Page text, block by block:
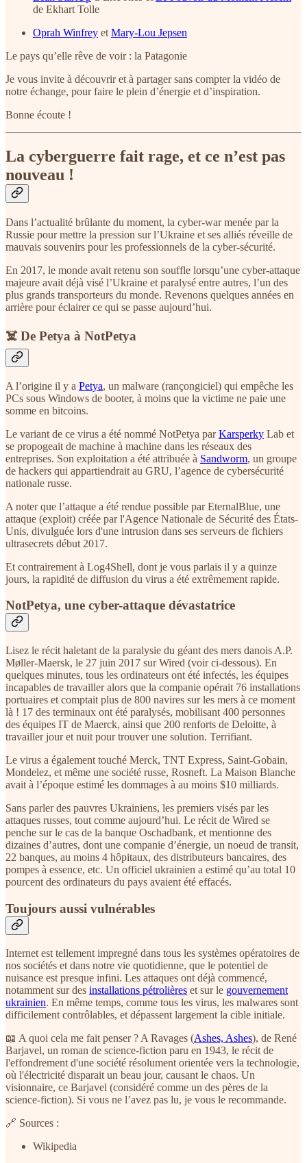
de Ekhart Tolle
Oprah Winfrey et Mary-Lou Jepsen
Le pays qu’elle rêve de voir : la Patagonie
Je vous invite à découvrir et à partager sans compter la vidéo de
notre échange, pour faire le plein d’énergie et d’inspiration.
Bonne écoute !
La cyberguerre fait rage, et ce n’est pas
nouveau !
Dans l’actualité brûlante du moment, la cyber-war menée par la
Russie pour mettre la pression sur l’Ukraine et ses alliés réveille de
mauvais souvenirs pour les professionnels de la cyber-sécurité.
En 2017, le monde avait retenu son souffle lorsqu’une cyber-attaque
majeure avait déjà visé l’Ukraine et paralysé entre autres, l’un des
plus grands transporteurs du monde. Revenons quelques années en
arrière pour éclairer ce qui se passe aujourd’hui.
☠️ De Petya à NotPetya
A l’origine il y a Petya, un malware (rançongiciel) qui empêche les
PCs sous Windows de booter, à moins que la victime ne paie une
somme en bitcoins.
Le variant de ce virus a été nommé NotPetya parKarsperky Lab et
se propogeait de machine à machine dans les réseaux des
entreprises. Son exploitation a été attribuée à Sandworm, un groupe
de hackers qui appartiendrait au GRU, l’agence de cybersécurité
nationale russe.
A noter que l’attaque a été rendue possible par EternalBlue, une
attaque (exploit) créée par l'Agence Nationale de Sécurité des États-
Unis, divulguée lors d'une intrusion dans ses serveurs de fichiers
ultrasecrets début 2017.
Et contrairement à Log4Shell, dont je vous parlais il y a quinze
jours, la rapidité de diffusion du virus a été extrêmement rapide.
NotPetya, une cyber-attaque dévastatrice
Lisez le récit haletant de la paralysie du géant des mers danois A.P.
Møller-Maersk, le 27 juin 2017 sur Wired (voir ci-dessous). En
quelques minutes, tous les ordinateurs ont été infectés, les équipes
incapables de travailler alors que la companie opérait 76 installations
portuaires et comptait plus de 800 navires sur les mers à ce moment
là ! 17 des terminaux ont été paralysés, mobilisant 400 personnes
des équipes IT de Maerck, ainsi que 200 renforts de Deloitte, à
travailler jour et nuit pour trouver une solution. Terrifiant.
Le virus a également touché Merck, TNT Express, Saint-Gobain,
Mondelez, et même une société russe, Rosneft. La Maison Blanche
avait à l’époque estimé les dommages à au moins $10 milliards.
Sans parler des pauvres Ukrainiens, les premiers visés par les
attaques russes, tout comme aujourd’hui. Le récit de Wired se
penche sur le cas de la banque Oschadbank, et mentionne des
dizaines d’autres, dont une companie d’énergie, un noeud de transit,
22 banques, au moins 4 hôpitaux, des distributeurs bancaires, des
pompes à essence, etc. Un officiel ukrainien a estimé qu’au total 10
pourcent des ordinateurs du pays avaient été effacés.
Toujours aussi vulnérables
Internet est tellement impregné dans tous les systèmes opératoires de
nos sociétés et dans notre vie quotidienne, que le potentiel de
nuisance est presque infini. Les attaques ont déjà commencé,
notamment sur des installations pétrolières et sur le gouvernement
ukrainien. En même temps, comme tous les virus, les malwares sont
difficilement contrôlables, et dépassent largement la cible initiale.
📖 A quoi cela me fait penser ? A Ravages (Ashes, Ashes), de René
Barjavel, un roman de science-fiction paru en 1943, le récit de
l'effondrement d'une société résolument orientée vers la technologie,
où l'électricité disparait un beau jour, causant le chaos. Un
visionnaire, ce Barjavel (considéré comme un des pères de la
science-fiction). Si vous ne l’avez pas lu, je vous le recommande.
🔗 Sources :
Wikipedia